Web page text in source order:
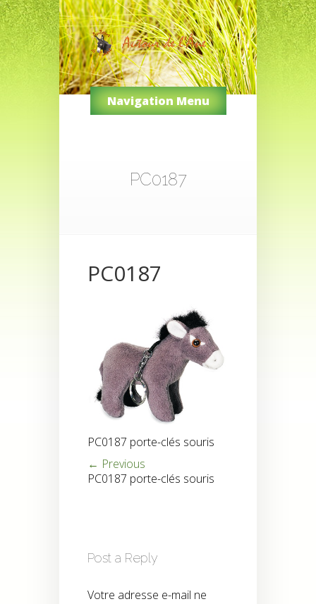
Navigation Menu
PC0187
PC0187
PC0187 porte-clés souris
← Previous
PC0187 porte-clés souris
Post a Reply
Votre adresse e-mail ne